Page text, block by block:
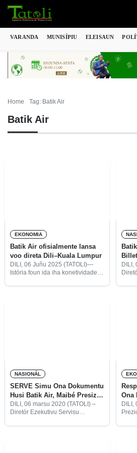
VARANDA MUNISÍPIU ELEISAUN
Home Tag: Batik Air
Batik Air
EKONOMIA
Batik Air ofisialmente lansa
voo direta Dili–Kuala Lumpur
DILI, 06 Juñu 2025 (TATOLI)—
Istória foun ida iha konetividade
DILI,
NASIONÁL
SERVE Simu Ona Dokumentu
Husi Batik Air, Maibé Presiza
Hadi’a Buat Balun
DILI, 06 marsu 2020 (TATOLI) –
Diretór Ezekutivu Servisu
Ona